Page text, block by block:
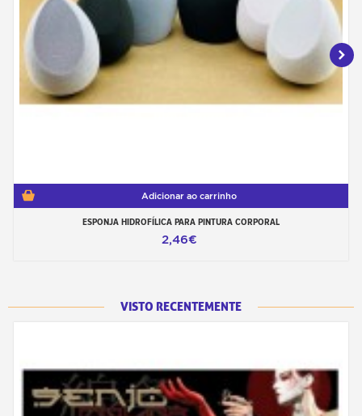
Adicionar ao carrinho
ESPONJA HIDROFÍLICA PARA PINTURA CORPORAL
2,46€
VISTO RECENTEMENTE